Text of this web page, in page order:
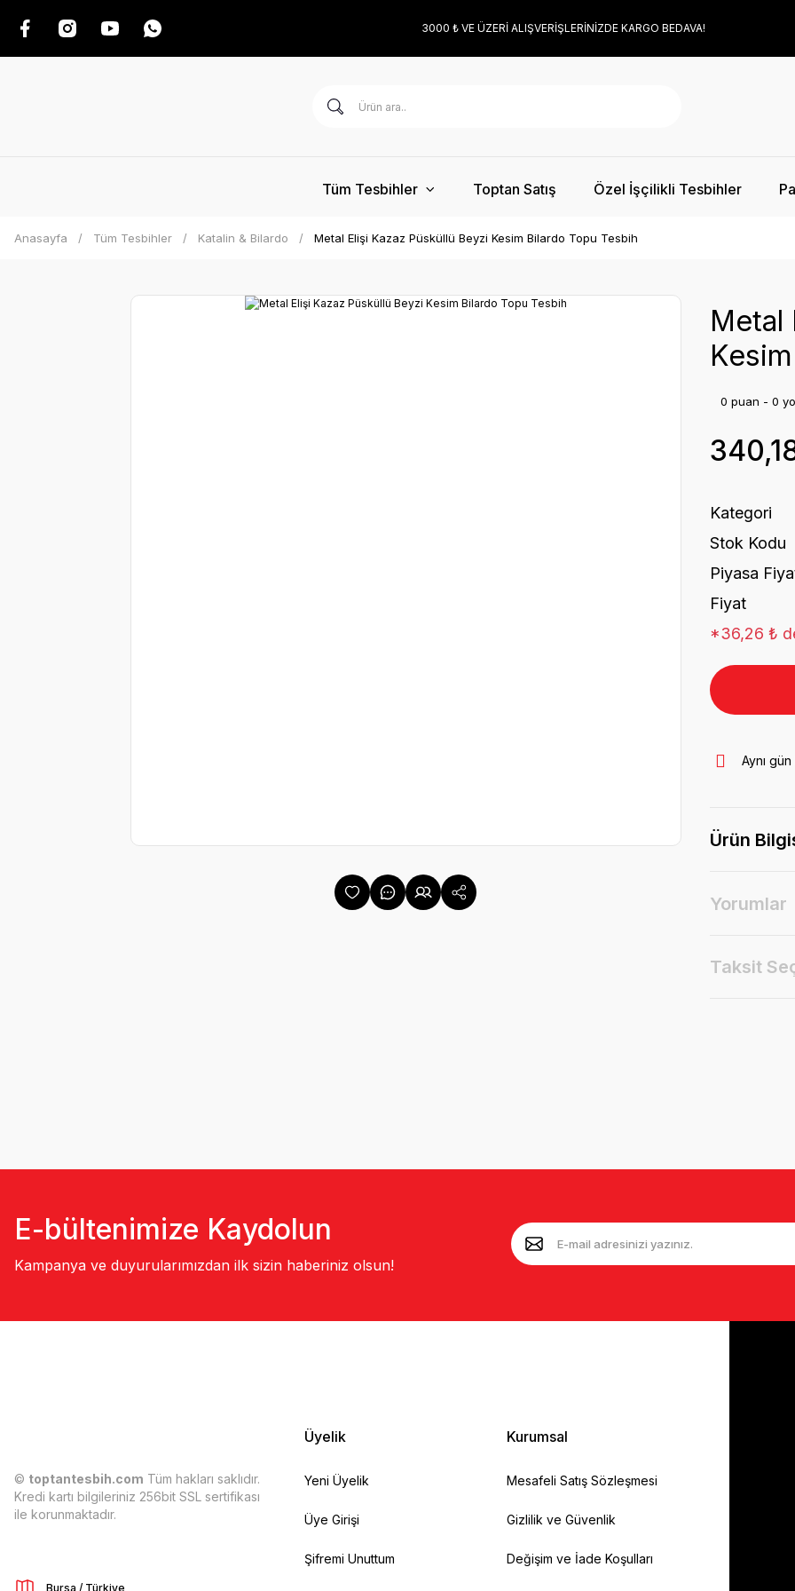
3000 ₺ VE ÜZERİ ALIŞVERİŞLERİNİZDE KARGO BEDAVA!
Tüm Tesbihler Toptan Satış Özel İşçilikli Tesbihler
Anasayfa Tüm Tesbihler Katalin & Bilardo Metal Elişi Kazaz Püsküllü Beyzi Kesim Bilardo Topu Tesbih
Metal
0 puan - 0
Kategori
Stok Kodu
Piyasa
Fiyat
*36,26 ₺
Aynı
Ürün
Yorumlar
Taksit
E-bültenimize Kaydolun
Kampanya ve duyurularımızdan ilk sizin haberiniz olsun!
© toptantesbih.com Tüm hakları saklıdır.
Kredi kartı bilgileriniz 256bit SSL sertifikası
ile korunmaktadır.
Bursa / Türkiye
Üyelik
Yeni Üyelik
Üye Girişi
Şifremi Unuttum
Kurumsal
Mesafeli Satış Sözleşmesi
Gizlilik ve Güvenlik
Değişim ve İade Koşulları